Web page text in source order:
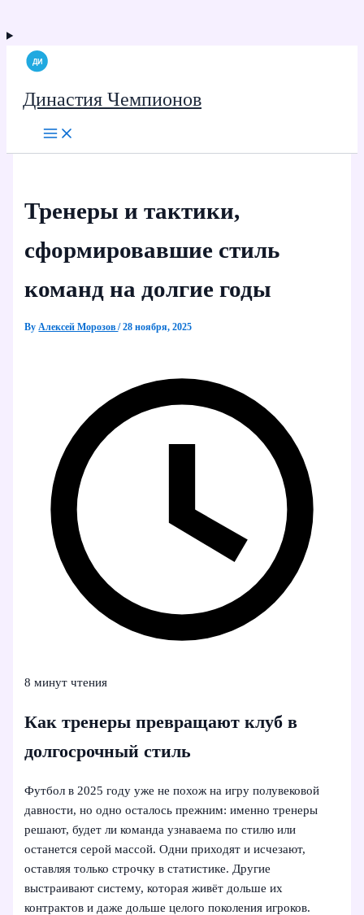
Династия Чемпионов
Тренеры и тактики,
сформировавшие стиль
команд на долгие годы
ByАлексей Морозов/28 ноября, 2025
8 минут чтения
Как тренеры превращают клуб в
долгосрочный стиль
Футбол в 2025 году уже не похож на игру полувековой
давности, но одно осталось прежним: именно тренеры
решают, будет ли команда узнаваема по стилю или
останется серой массой. Одни приходят и исчезают,
оставляя только строчку в статистике. Другие
выстраивают систему, которая живёт дольше их
контрактов и даже дольше целого поколения игроков.